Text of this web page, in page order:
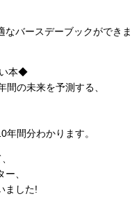
なバースデーブックができま
本◆
の未来を予測する、
間分わかります。
、
ました!